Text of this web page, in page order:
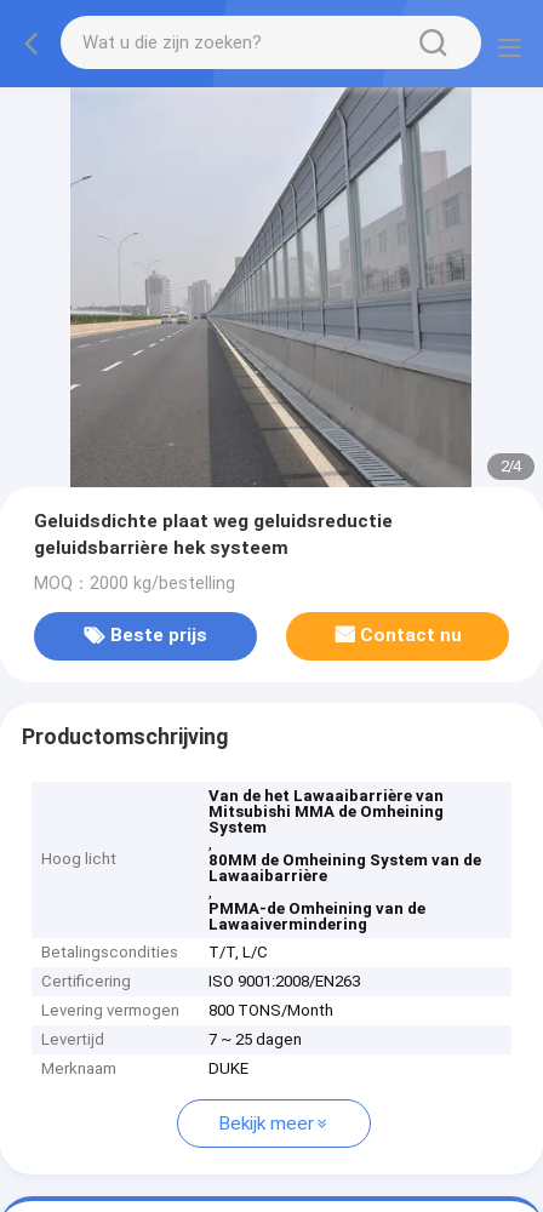
2/4
Geluidsdichte plaat weg geluidsreductie
geluidsbarrière hek systeem
MOQ：2000 kg/bestelling
Beste prijs Contact nu
Productomschrijving
Hoog licht
Van de het Lawaaibarrière van
Mitsubishi MMA de Omheining
System
,
80MM de Omheining System van de
Lawaaibarrière
,
PMMA-de Omheining van de
Lawaaivermindering
Betalingscondities
T/T, L/C
Certificering
ISO 9001:2008/EN263
Levering vermogen
800 TONS/Month
Levertijd
7 ~ 25 dagen
Merknaam
DUKE
Bekijk meer